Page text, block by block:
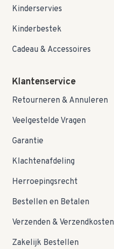
Kinderservies
Kinderbestek
Cadeau & Accessoires
Klantenservice
Retourneren & Annuleren
Veelgestelde Vragen
Garantie
Klachtenafdeling
Herroepingsrecht
Bestellen en Betalen
Verzenden & Verzendkosten
Zakelijk Bestellen